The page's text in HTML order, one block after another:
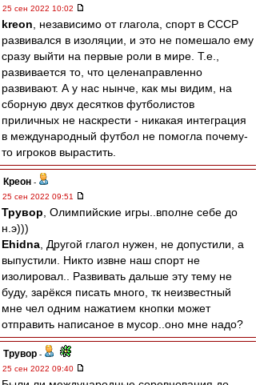
25 сен 2022 10:02
kreon , независимо от глагола, спорт в СССР
развивался в изоляции, и это не помешало ему
сразу выйти на первые роли в мире. Т.е.,
развивается то, что целенаправленно
развивают. А у нас нынче, как мы видим, на
сборную двух десятков футболистов
приличных не наскрести - никакая интеграция
в международный футбол не помогла почему-
то игроков вырастить.
Креон -
25 сен 2022 09:51
Трувор , Олимпийские игры..вполне себе до
н.э)))
Ehidna , Другой глагол нужен, не допустили, а
выпустили. Никто извне наш спорт не
изолировал.. Развивать дальше эту тему не
буду, зарёкся писать много, тк неизвестный
мне чел одним нажатием кнопки может
отправить написаное в мусор..оно мне надо?
Трувор -
25 сен 2022 09:40